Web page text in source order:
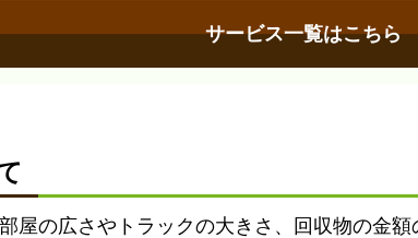
サービス一覧はこちら
屋の広さやトラックの大きさ、回収物の金